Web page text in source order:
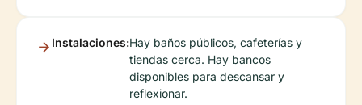
Instalaciones:Hay baños públicos, cafeterías y
tiendas cerca. Hay bancos
disponibles para descansar y
reflexionar.